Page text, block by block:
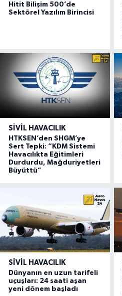
Hitit Bilişim 500’de
Sektörel Yazılım Birincisi
SIVIL HAVACILIK
HTKSEN’den SHGM’ye
Sert Tepki: “KDM Sistemi
Havacılıkta Eğitimleri
Durdurdu, Mağduriyetleri
Büyüttü”
SIVIL HAVACILIK
Dünyanın en uzun tarifeli
uçuşları: 24 saati aşan
yeni dönem başladı